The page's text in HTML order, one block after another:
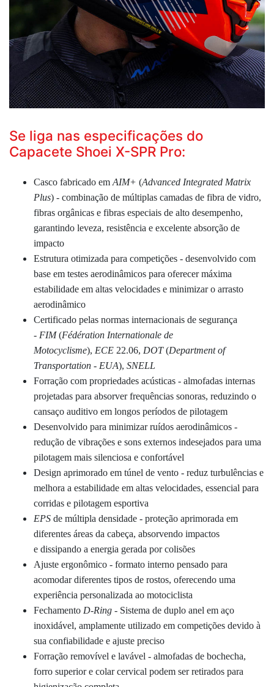
Se liga nas especificações do
Capacete Shoei X-SPR Pro:
Casco fabricado em AIM+ (Advanced Integrated Matrix
Plus) - combinação de múltiplas camadas de fibra de vidro,
fibras orgânicas e fibras especiais de alto desempenho,
garantindo leveza, resistência e excelente absorção de
impacto
Estrutura otimizada para competições - desenvolvido com
base em testes aerodinâmicos para oferecer máxima
estabilidade em altas velocidades e minimizar o arrasto
aerodinâmico
Certificado pelas normas internacionais de segurança
- FIM(Fédération Internationale de
Motocyclisme), ECE 22.06, DOT(Department of
Transportation - EUA), SNELL
Forração com propriedades acústicas - almofadas internas
projetadas para absorver frequências sonoras, reduzindo o
cansaço auditivo em longos períodos de pilotagem
Desenvolvido para minimizar ruídos aerodinâmicos -
redução de vibrações e sons externos indesejados para uma
pilotagem mais silenciosa e confortável
Design aprimorado em túnel de vento - reduz turbulências e
melhora a estabilidade em altas velocidades, essencial para
corridas e pilotagem esportiva
EPS de múltipla densidade - proteção aprimorada em
diferentes áreas da cabeça, absorvendo impactos
e dissipando a energia gerada por colisões
Ajuste ergonômico - formato interno pensado para
acomodar diferentes tipos de rostos, oferecendo uma
experiência personalizada ao motociclista
Fechamento D-Ring - Sistema de duplo anel em aço
inoxidável, amplamente utilizado em competições devido à
sua confiabilidade e ajuste preciso
Forração removível e lavável - almofadas de bochecha,
forro superior e colar cervical podem ser retirados para